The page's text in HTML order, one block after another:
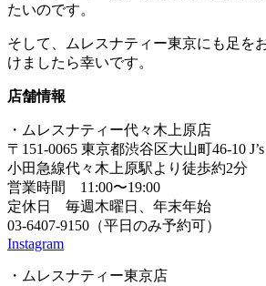
たいのです。
そして、ムレスナティー東京にも足を
けましたら幸いです。
店舗情報
・ムレスナティー代々木上原店
〒151-0065 東京都渋谷区大山町46-10
小田急線代々木上原駅より徒歩約2分
営業時間 11:00〜19:00
定休日 毎週木曜日、年末年始
03-6407-9150（平日のみ予約可）
Instagram
・ムレスナティー東京店